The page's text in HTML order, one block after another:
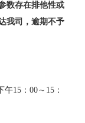
数存在排他性或
我司，逾期不予
午15 ：00～ 15 ：